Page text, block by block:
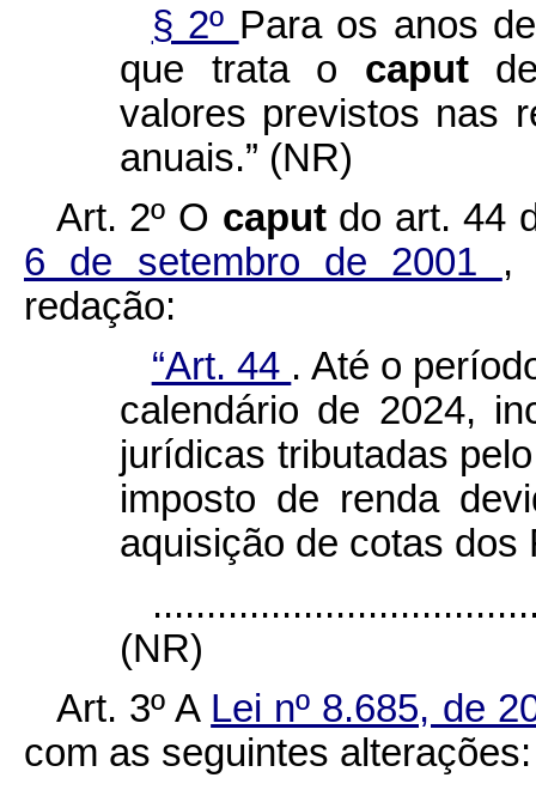
§ 2º Para os anos
que trata o caput
valores previstos nas
anuais.” (NR)
Art. 2º O caput do art. 44
6 de setembro de 2001 ,
redação:
“Art. 44 . Até o
calendário de 2024,
jurídicas tributadas
imposto de renda
aquisição de cotas dos
(NR)
Art. 3º A Lei nº 8.685, de
com as seguintes alterações: